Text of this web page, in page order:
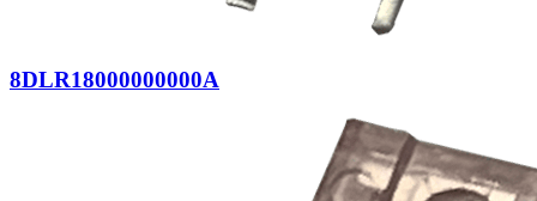
8DLR18000000000A